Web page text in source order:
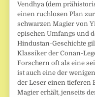
Vendhya (dem
einen ruchlosen Plan
schwarzen Magier von
epischen Umfangs und
Hindustan-Geschichte
Klassiker der Conan-
Forschern oft als eine
ist auch eine der
der Leser einen tieferen
Magier erhält, jenseits